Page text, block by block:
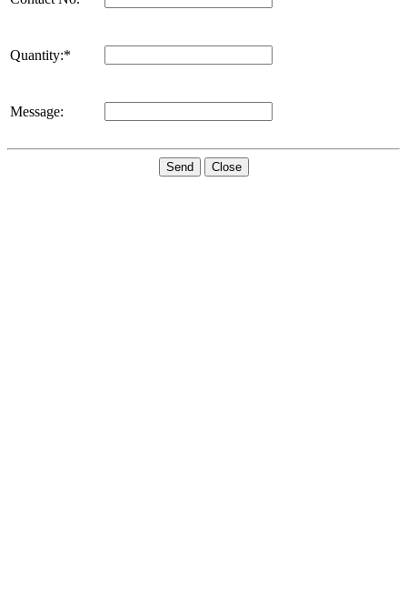
Quantity:*
Message:
Send Close